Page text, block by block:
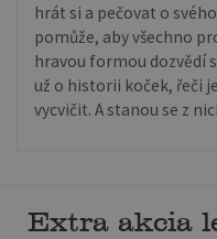
hrát si a pečovat o
pomůže, aby všechno
hravou formou dozvědí
už o historii koček, řeči
vycvičit. A stanou se z
Extra akcia